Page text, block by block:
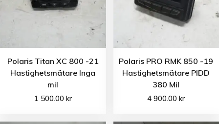
Polaris Titan XC 800 -21
Hastighetsmätare Inga
mil
1 500.00 kr
Polaris PRO RMK 850 -19
Hastighetsmätare PIDD
380 Mil
4 900.00kr